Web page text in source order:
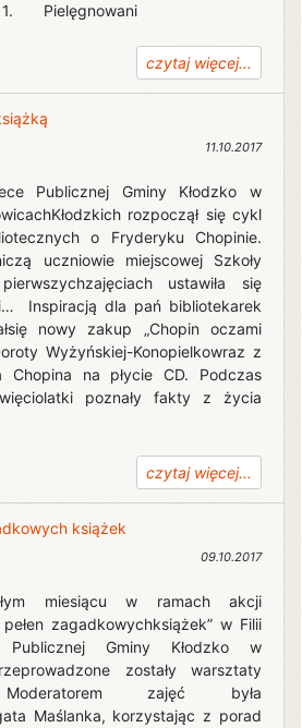
Pielęgnowani
czytaj więcej...
11.10.2017
Publicznej Gminy Kłodzko w
rozpoczął się cykl
o Fryderyku Chopinie.
uczniowie miejscowej Szkoły
ustawiła się
Inspiracją dla pań bibliotekarek
nowy zakup „Chopin oczami
Wyżyńskiej-Konopielkowraz z
Chopina na płycie CD. Podczas
poznały fakty z życia
czytaj więcej...
książek
09.10.2017
miesiącu w ramach akcji
pełen zagadkowychksiążek” w Filii
Publicznej Gminy Kłodzko w
zostały warsztaty
Moderatorem zajęć była
Maślanka, korzystając z porad